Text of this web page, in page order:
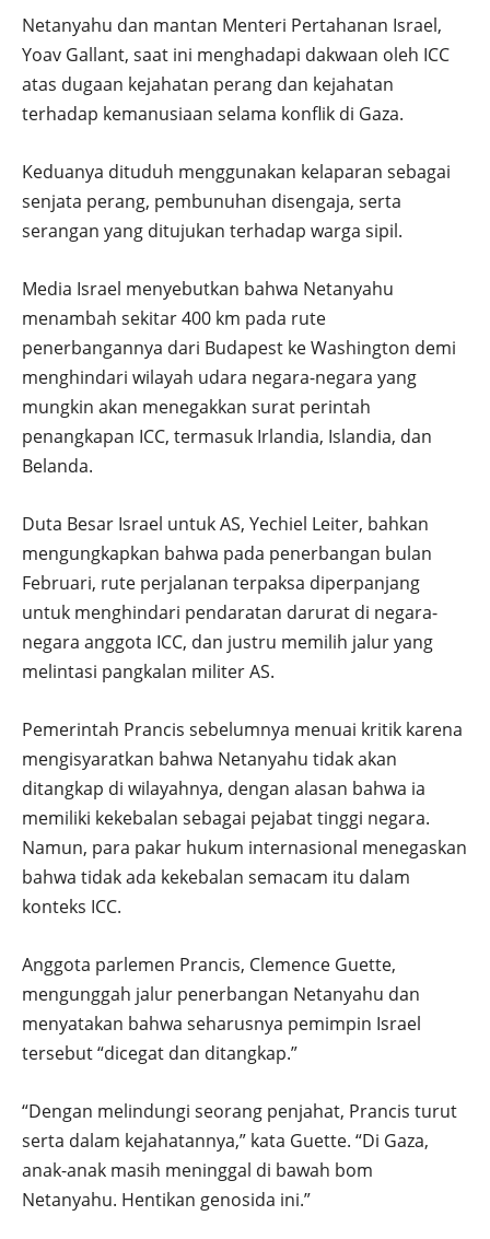
Netanyahu dan mantan Menteri Pertahanan Israel,
Yoav Gallant, saat ini menghadapi dakwaan oleh ICC
atas dugaan kejahatan perang dan kejahatan
terhadap kemanusiaan selama konflik di Gaza.
Keduanya dituduh menggunakan kelaparan sebagai
senjata perang, pembunuhan disengaja, serta
serangan yang ditujukan terhadap warga sipil.
Media Israel menyebutkan bahwa Netanyahu
menambah sekitar 400 km pada rute
penerbangannya dari Budapest ke Washington demi
menghindari wilayah udara negara-negara yang
mungkin akan menegakkan surat perintah
penangkapan ICC, termasuk Irlandia, Islandia, dan
Belanda.
Duta Besar Israel untuk AS, Yechiel Leiter, bahkan
mengungkapkan bahwa pada penerbangan bulan
Februari, rute perjalanan terpaksa diperpanjang
untuk menghindari pendaratan darurat di negara-
negara anggota ICC, dan justru memilih jalur yang
melintasi pangkalan militer AS.
Pemerintah Prancis sebelumnya menuai kritik karena
mengisyaratkan bahwa Netanyahu tidak akan
ditangkap di wilayahnya, dengan alasan bahwa ia
memiliki kekebalan sebagai pejabat tinggi negara.
Namun, para pakar hukum internasional menegaskan
bahwa tidak ada kekebalan semacam itu dalam
konteks ICC.
Anggota parlemen Prancis, Clemence Guette,
mengunggah jalur penerbangan Netanyahu dan
menyatakan bahwa seharusnya pemimpin Israel
tersebut “dicegat dan ditangkap.”
“Dengan melindungi seorang penjahat, Prancis turut
serta dalam kejahatannya,” kata Guette. “Di Gaza,
anak-anak masih meninggal di bawah bom
Netanyahu. Hentikan genosida ini.”